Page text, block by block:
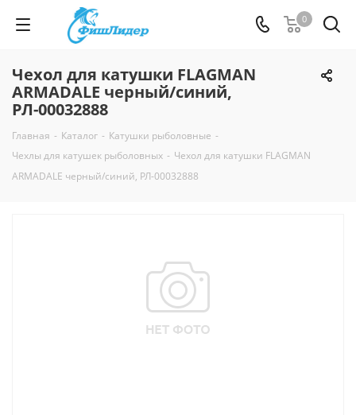
0
Чехол для катушки FLAGMAN
ARMADALE черный/синий,
РЛ-00032888
Главная - Каталог - Катушки рыболовные -
Чехлы для катушек рыболовных - Чехол для катушки FLAGMAN
ARMADALE черный/синий, РЛ-00032888